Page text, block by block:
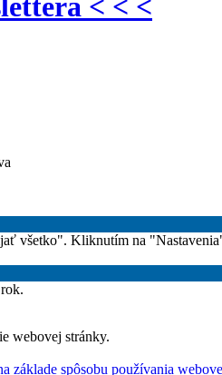
< < <
všetko". Kliknutím na
webovej stránky.
spôsobu používania